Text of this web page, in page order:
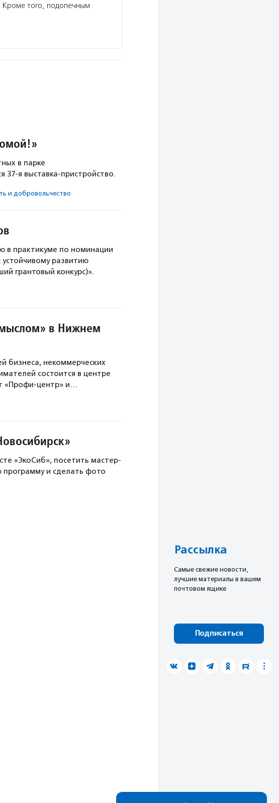
Кроме того, подопечным
в парке
37-я выставка-пристройство.
и доброволь­чест­во
в практикуме по номинации
развитию
грантовый конкурс)».
в Нижнем
бизнеса, некоммерческих
состоится в центре
«Профи-центр» и…
«ЭкоСиб», посетить мастер-
программу и сделать фото
Рассылка
Cамые свежие новости,
лучшие материалы в вашем
почтовом ящике
Подписаться